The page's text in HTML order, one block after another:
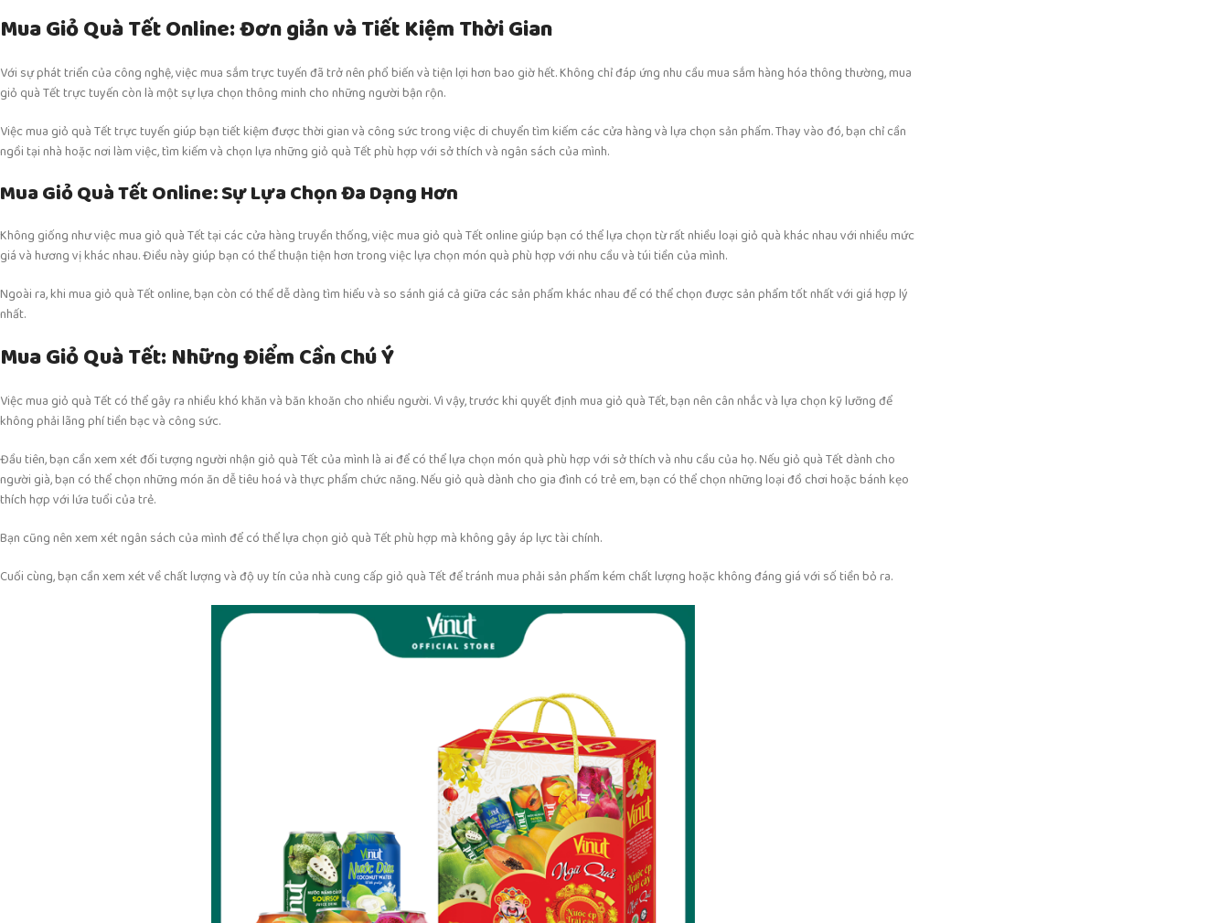
Mua Giỏ Quà Tết Online: Đơn giản và Tiết Kiệm Thời Gian
Với sự phát triển của công nghệ, việc mua sắm trực tuyến đã trở nên phổ biến và tiện lợi hơn bao giờ hết. Không chỉ đáp ứng nhu cầu mua sắm hàng hóa thông thường, mua
giỏ quà Tết trực tuyến còn là một sự lựa chọn thông minh cho những người bận rộn.
Việc mua giỏ quà Tết trực tuyến giúp bạn tiết kiệm được thời gian và công sức trong việc di chuyển tìm kiếm các cửa hàng và lựa chọn sản phẩm. Thay vào đó, bạn chỉ cần
ngồi tại nhà hoặc nơi làm việc, tìm kiếm và chọn lựa những giỏ quà Tết phù hợp với sở thích và ngân sách của mình.
Mua Giỏ Quà Tết Online: Sự Lựa Chọn Đa Dạng Hơn
Không giống như việc mua giỏ quà Tết tại các cửa hàng truyền thống, việc mua giỏ quà Tết online giúp bạn có thể lựa chọn từ rất nhiều loại giỏ quà khác nhau với nhiều mức
giá và hương vị khác nhau. Điều này giúp bạn có thể thuận tiện hơn trong việc lựa chọn món quà phù hợp với nhu cầu và túi tiền của mình.
Ngoài ra, khi mua giỏ quà Tết online, bạn còn có thể dễ dàng tìm hiểu và so sánh giá cả giữa các sản phẩm khác nhau để có thể chọn được sản phẩm tốt nhất với giá hợp lý
nhất.
Mua Giỏ Quà Tết: Những Điểm Cần Chú Ý
Việc mua giỏ quà Tết có thể gây ra nhiều khó khăn và băn khoăn cho nhiều người. Vì vậy, trước khi quyết định mua giỏ quà Tết, bạn nên cân nhắc và lựa chọn kỹ lưỡng để
không phải lãng phí tiền bạc và công sức.
Đầu tiên, bạn cần xem xét đối tượng người nhận giỏ quà Tết của mình là ai để có thể lựa chọn món quà phù hợp với sở thích và nhu cầu của họ. Nếu giỏ quà Tết dành cho
người già, bạn có thể chọn những món ăn dễ tiêu hoá và thực phẩm chức năng. Nếu giỏ quà dành cho gia đình có trẻ em, bạn có thể chọn những loại đồ chơi hoặc bánh kẹo
thích hợp với lứa tuổi của trẻ.
Bạn cũng nên xem xét ngân sách của mình để có thể lựa chọn giỏ quà Tết phù hợp mà không gây áp lực tài chính.
Cuối cùng, bạn cần xem xét về chất lượng và độ uy tín của nhà cung cấp giỏ quà Tết để tránh mua phải sản phẩm kém chất lượng hoặc không đáng giá với số tiền bỏ ra.